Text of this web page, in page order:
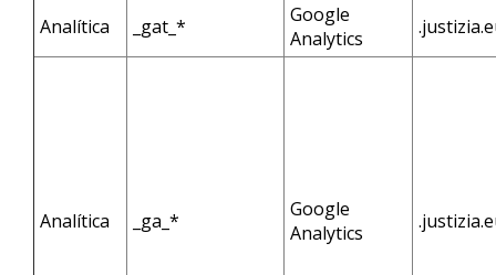
Analítica _gat_*
Google
Analytics
Analítica _ga_*
Google
Analytics